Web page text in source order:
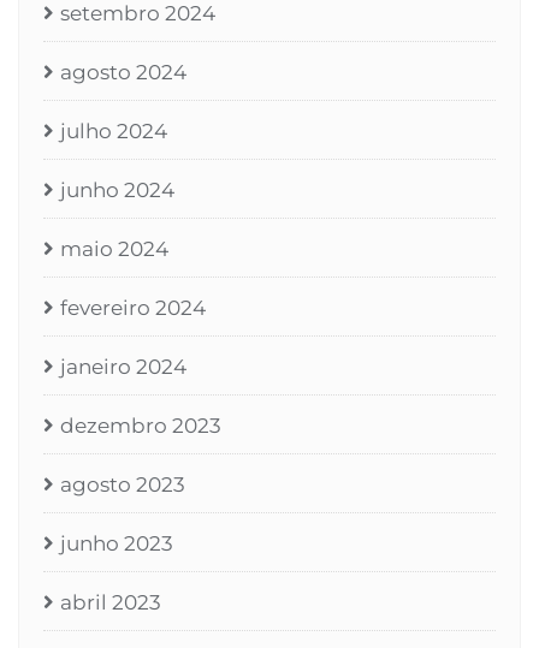
setembro 2024
agosto 2024
julho 2024
junho 2024
maio 2024
fevereiro 2024
janeiro 2024
dezembro 2023
agosto 2023
junho 2023
abril 2023